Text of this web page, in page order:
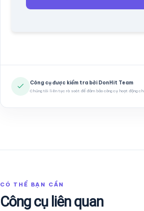
Công cụ được kiểm tra bởi DonHit Team
Chúng tôi liên tục rà soát để đảm bảo công cụ hoạt động
CÓ THỂ BẠN CẦN
Công cụ liên quan